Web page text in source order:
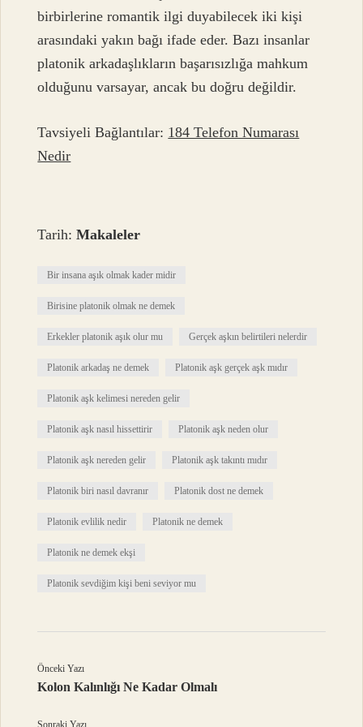
birbirlerine romantik ilgi duyabilecek iki kişi
arasındaki yakın bağı ifade eder. Bazı insanlar
platonik arkadaşlıkların başarısızlığa mahkum
olduğunu varsayar, ancak bu doğru değildir.
Tavsiyeli Bağlantılar: 184 Telefon Numarası
Nedir
Tarih:Makaleler
Bir insana aşık olmak kader midir
Birisine platonik olmak ne demek
Erkekler platonik aşık olur mu Gerçek aşkın belirtileri nelerdir
Platonik arkadaş ne demek Platonik aşk gerçek aşk mıdır
Platonik aşk kelimesi nereden gelir
Platonik aşk nasıl hissettirir Platonik aşk neden olur
Platonik aşk nereden gelir Platonik aşk takıntı mıdır
Platonik biri nasıl davranır Platonik dost ne demek
Platonik evlilik nedir Platonik ne demek
Platonik ne demek ekşi
Platonik sevdiğim kişi beni seviyor mu
Önceki Yazı
Kolon Kalınlığı Ne Kadar Olmalı
Sonraki Yazı